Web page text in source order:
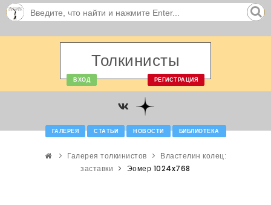
Толкинисты
ВХОД РЕГИСТРАЦИЯ
ГАЛЕРЕЯ СТАТЬИ НОВОСТИ БИБЛИОТЕКА
Галерея толкинистов
Властелин колец:
заставки
Эомер 1024x768